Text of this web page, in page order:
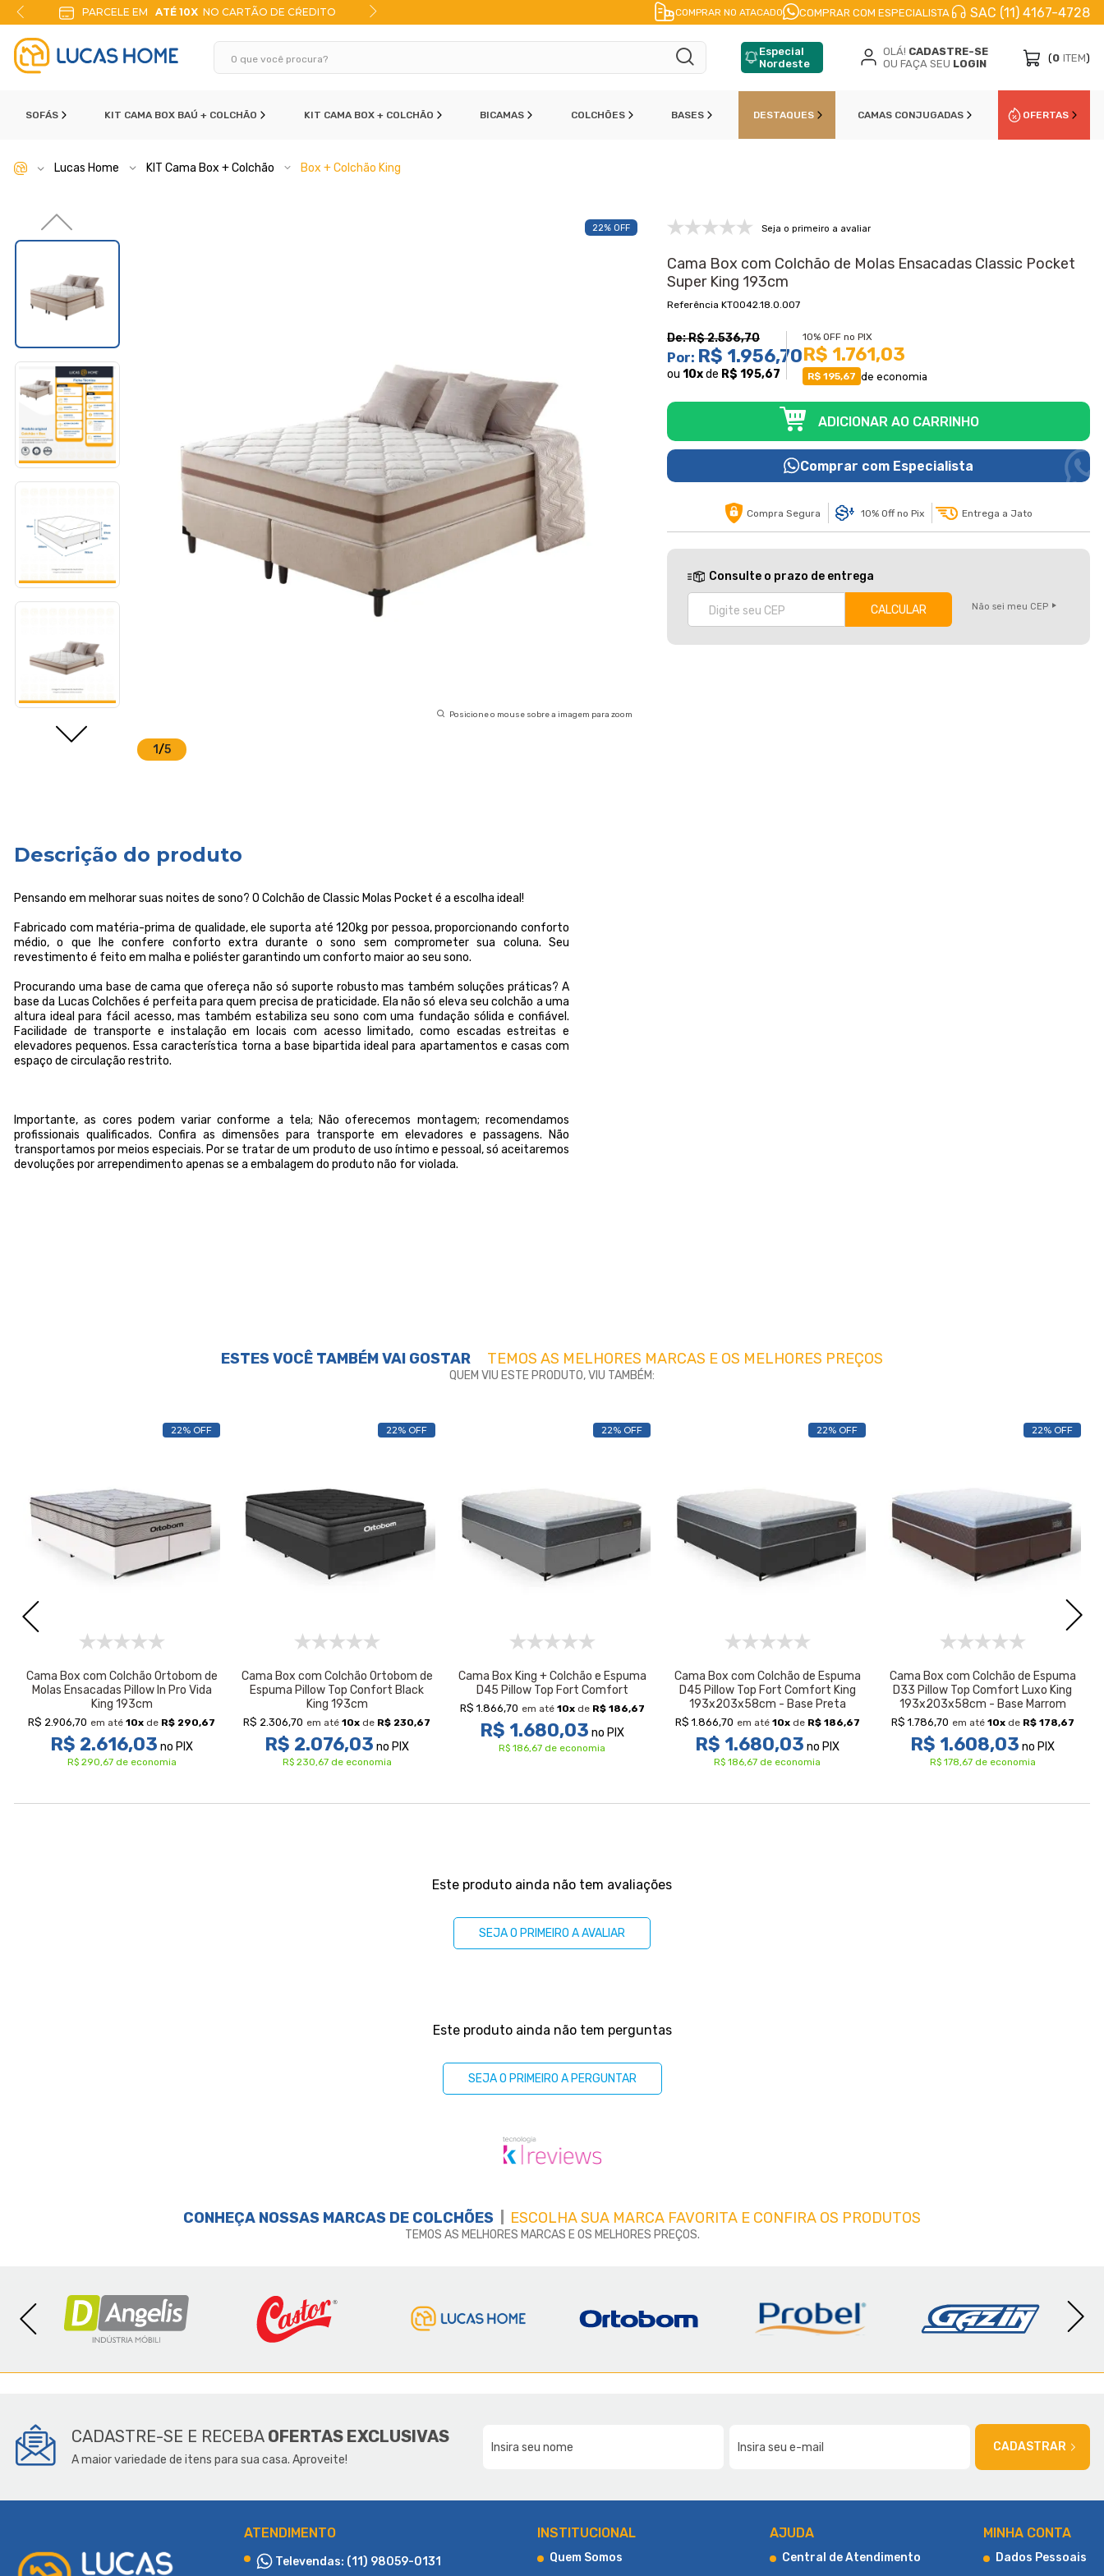
10X NO CARTÃO DE CŔEDITO 10% DE DESCONTO FRETE A JATOENVIO IMEDIATO PARCELE EMATÉ 10XNO CARTÃO DE
COMPRAR NO ATACADO COMPRAR COM ESPECIALISTA SAC (11) 4167-4728
Especial
Nordeste
OLÁ! CADASTRE-SE
OU FAÇA SEU LOGIN (0 ITEM)
SOFÁS KIT CAMA BOX BAÚ + COLCHÃO KIT CAMA BOX + COLCHÃO BICAMAS COLCHÕES BASES DESTAQUES CAMAS CONJUGADAS OFERTAS
Lucas Home KIT Cama Box + Colchão Box + Colchão King
22% OFF
1/5
Posicione o mouse sobre a imagem para zoom
Seja o primeiro a avaliar
Cama Box com Colchão de Molas Ensacadas Classic Pocket
Super King 193cm
KT0042.18.0.007
De:R$ 2.536,70
Por: R$ 1.956,70
ou10xde R$ 195,67
10% OFF no PIX
R$ 1.761,03
R$ 195,67 de economia
Comprar com Especialista
Compra Segura 10% Off no Pix Entrega a Jato
Consulte o prazo de entrega
Não sei meu CEP
Descrição do produto
Pensando em melhorar suas noites de sono? O Colchão de Classic Molas Pocket é a escolha ideal!
Fabricado com matéria-prima de qualidade, ele suporta até 120kg por pessoa, proporcionando conforto
médio, o que lhe confere conforto extra durante o sono sem comprometer sua coluna. Seu
revestimento é feito em malha e poliéster garantindo um conforto maior ao seu sono.
Procurando uma base de cama que ofereça não só suporte robusto mas também soluções práticas? A
base da Lucas Colchões é perfeita para quem precisa de praticidade. Ela não só eleva seu colchão a uma
altura ideal para fácil acesso, mas também estabiliza seu sono com uma fundação sólida e confiável.
Facilidade de transporte e instalação em locais com acesso limitado, como escadas estreitas e
elevadores pequenos. Essa característica torna a base bipartida ideal para apartamentos e casas com
espaço de circulação restrito.
Importante, as cores podem variar conforme a tela; Não oferecemos montagem; recomendamos
profissionais qualificados. Confira as dimensões para transporte em elevadores e passagens. Não
transportamos por meios especiais. Por se tratar de um produto de uso íntimo e pessoal, só aceitaremos
devoluções por arrependimento apenas se a embalagem do produto não for violada.
ESTES VOCÊ TAMBÉM VAI GOSTAR TEMOS AS MELHORES MARCAS E OS MELHORES PREÇOS
QUEM VIU ESTE PRODUTO, VIU TAMBÉM:
22% OFF
Cama Box com Colchão Ortobom de
Molas Ensacadas Pillow In Pro Vida
King 193cm
R$ 2.906,70 em até 10x de R$ 290,67
R$ 2.616,03 no PIX
R$ 290,67 de economia
22% OFF
Cama Box com Colchão Ortobom de
Espuma Pillow Top Confort Black
King 193cm
R$ 2.306,70 em até 10x de R$ 230,67
R$ 2.076,03 no PIX
R$ 230,67 de economia
22% OFF
Cama Box King + Colchão e Espuma
D45 Pillow Top Fort Comfort
R$ 1.866,70 em até 10xde R$ 186,67
R$ 1.680,03 no PIX
R$ 186,67 de economia
22% OFF
Cama Box com Colchão de Espuma
D45 Pillow Top Fort Comfort King
193x203x58cm - Base Preta
R$ 1.866,70 em até 10xde R$ 186,67
R$ 1.680,03 no PIX
R$ 186,67 de economia
22% OFF
Cama Box com Colchão de Espuma
D33 Pillow Top Comfort Luxo King
193x203x58cm - Base Marrom
R$ 1.786,70 em até 10xde R$ 178,67
R$ 1.608,03 no PIX
R$ 178,67 de economia
Este produto ainda não tem avaliações
SEJA O PRIMEIRO A AVALIAR
Este produto ainda não tem perguntas
SEJA O PRIMEIRO A PERGUNTAR
CONHEÇA NOSSAS MARCAS DE COLCHÕES ESCOLHA SUA MARCA FAVORITA E CONFIRA OS PRODUTOS
TEMOS AS MELHORES MARCAS E OS MELHORES PREÇOS.
SOBRE A LUCAS HOME
CONHEÇA UM POUCO MAIS SOBRE A LUCAS HOME
CADASTRE-SE E RECEBA OFERTAS EXCLUSIVAS
A maior variedade de itens para sua casa. Aproveite!
CADASTRAR
ATENDIMENTO
Televendas: (11) 98059-0131
INSTITUCIONAL
Quem Somos
AJUDA
Central de Atendimento
MINHA CONTA
Dados Pessoais